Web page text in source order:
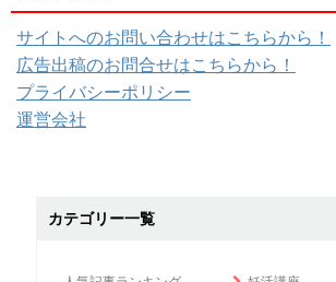
サイトへのお問い合わせはこちらから！
広告出稿のお問合せはこちらから！
プライバシーポリシー
運営会社
カテゴリー一覧